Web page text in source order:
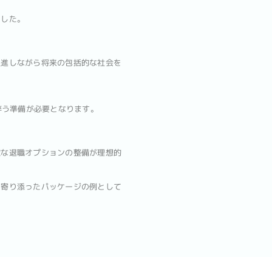
た。
しながら将来の包括的な社会を
準備が必要となります。
退職オプションの整備が理想的
り添ったパッケージの例として